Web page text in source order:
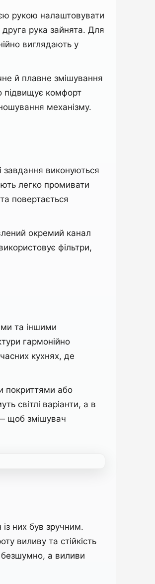
рукою налаштовувати
рука зайнята. Для
виглядають у
й плавне змішування
підвищує комфорт
механізму.
завдання виконуються
легко промивати
повертається
окремий канал
фільтри,
та іншими
гармонійно
кухнях, де
покриттями або
світлі варіанти, а в
— щоб змішувач
них був зручним.
виливу та стійкість
а виливи